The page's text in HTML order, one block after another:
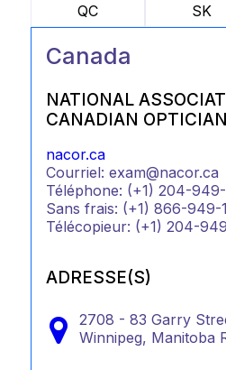
QC
SK
Canada
NATIONAL
CANADIAN
nacor.ca
Courriel: exam@nacor.ca
Téléphone: (+1) 204-
Sans frais: (+1) 866-949-
Télécopieur: (+1) 204-
ADRESSE(S)
2708 - 83 Garry
Winnipeg, Manitoba